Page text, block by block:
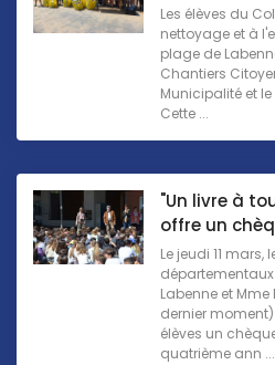
Les élèves du
nettoyage et à
plage de
Chantiers
Municipalité et le
Cette ...
"Un livre à
offre un
Le jeudi 11 mars,
Labenne et
dernier
élèves un
quatrième ann ...